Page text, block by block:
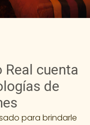
Real cuenta
de
para brindarle